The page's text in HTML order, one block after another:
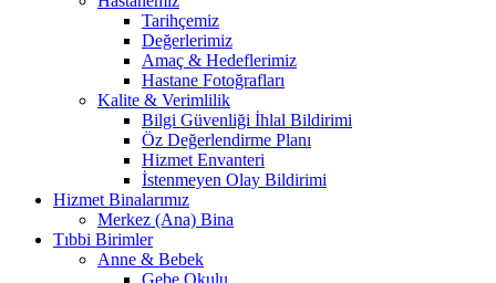
Tarihçemiz
Değerlerimiz
Amaç & Hedeflerimiz
Hastane Fotoğrafları
Kalite & Verimlilik
Bilgi Güvenliği İhlal Bildirimi
Öz Değerlendirme Planı
Hizmet Envanteri
İstenmeyen Olay Bildirimi
Hizmet Binalarımız
Merkez (Ana) Bina
Tıbbi Birimler
Anne & Bebek
Gebe Okulu